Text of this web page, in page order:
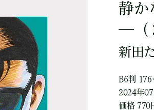
静
―（
新田
B6判 176
2024年
価格 770